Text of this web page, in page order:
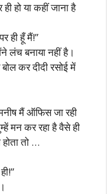
हो या कहीं जाना है
ही हूँ मैं!”
बनाया नहीं है।
कर दीदी रसोई में
मैं ऑफिस जा रही
मन कर रहा है वैसे ही
तो …